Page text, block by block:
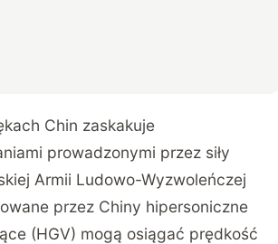
Chin zaskakuje
prowadzonymi przez siły
Armii Ludowo-Wyzwoleńczej
przez Chiny hipersoniczne
(HGV) mogą osiągać prędkość